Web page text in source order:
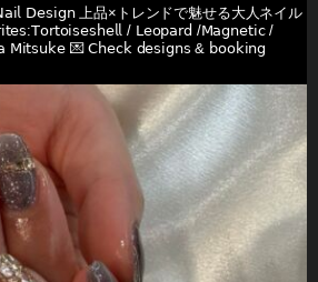
𝖣𝖾𝗌𝗂𝗀𝗇上品×トレンドで魅せる大人ネイル
/ 𝖫𝖾𝗈𝗉𝖺𝗋𝖽 /𝖬𝖺𝗀𝗇𝖾𝗍𝗂𝖼 /
𝖬𝗂𝗍𝗌𝗎𝗄𝖾💌 𝖢𝗁𝖾𝖼𝗄 𝖽𝖾𝗌𝗂𝗀𝗇𝗌 & 𝖻𝗈𝗈𝗄𝗂𝗇𝗀